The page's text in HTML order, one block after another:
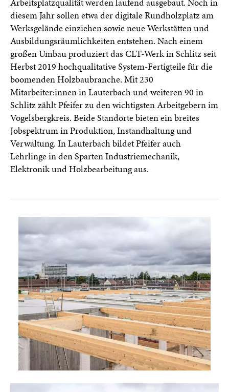
diesem Jahr sollen etwa der digitale Rundholzplatz am
Werksgelände einziehen sowie neue Werkstätten und
Ausbildungsräumlichkeiten entstehen. Nach einem
großen Umbau produziert das CLT-Werk in Schlitz seit
Herbst 2019 hochqualitative System-Fertigteile für die
boomenden Holzbaubranche. Mit 230
Mitarbeiter:innen in Lauterbach und weiteren 90 in
Schlitz zählt Pfeifer zu den wichtigsten Arbeitgebern im
Vogelsbergkreis. Beide Standorte bieten ein breites
Jobspektrum in Produktion, Instandhaltung und
Verwaltung. In Lauterbach bildet Pfeifer auch
Lehrlinge in den Sparten Industriemechanik,
Elektronik und Holzbearbeitung aus.